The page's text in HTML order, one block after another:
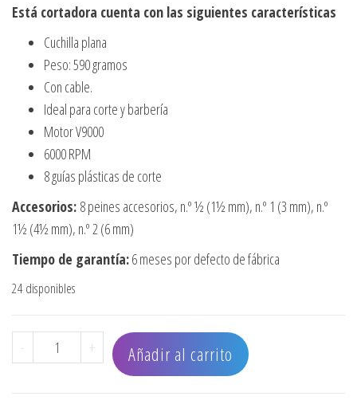
Está cortadora cuenta con las siguientes características
Cuchilla plana
Peso: 590 gramos
Con cable.
Ideal para corte y barbería
Motor V9000
6000 RPM
8 guías plásticas de corte
Accesorios: 8 peines accesorios, n.º ½ (1½ mm), n.º 1 (3 mm), n.º
1½ (4½ mm), n.º 2 (6 mm)
Tiempo de garantía:6 meses por defecto de fábrica
24 disponibles
- CORTADORA MAGIC CLIP 5 ESTRELLAS CON CABLE
+ Añadir al carrito